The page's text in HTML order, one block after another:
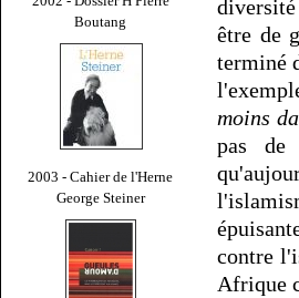
Boutang
2003 - Cahier de l'Herne
George Steiner
être de
terminé
moins
pas de
contre
Afrique